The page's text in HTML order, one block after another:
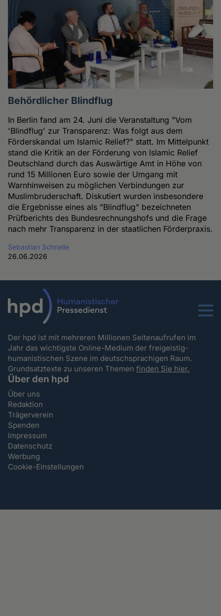
Behördlicher Blindflug
In Berlin fand am 24. Juni die Veranstaltung "Vom
'Blindflug' zur Transparenz: Was folgt aus dem
Förderskandal um Islamic Relief?" statt. Im Mittelpunkt
stand die Kritik an der Förderung von Islamic Relief
Deutschland durch das Auswärtige Amt in Höhe von
rund 15 Millionen Euro sowie der Umgang mit
Warnhinweisen zu möglichen Verbindungen zur
Muslimbruderschaft. Diskutiert wurden insbesondere
die Ergebnisse eines als "Blindflug" bezeichneten
Prüfberichts des Bundesrechnungshofs und die Frage
nach mehr Transparenz in der staatlichen Förderpraxis.
Sebastian Schnelle
26.06.2026
Menu
Der hpd ist mit mehreren Millionen Seitenaufrufen im
Jahr das wichtigste Online-Medium der freigeistig-
humanistischen Szene im deutschsprachigen Raum.
Grundsatztexte zu unseren Themenfinden Sie hier.
Über den hpd
Über uns
Redaktion
Trägerverein
Spenden
Impressum
Datenschutz
Werbung
Cookie-Einstellungen